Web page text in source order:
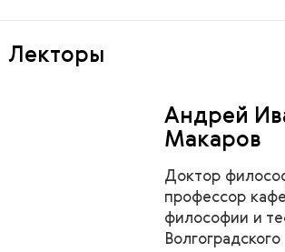
Лекторы
Андрей
Макаров
Доктор
профессор
философии и
Волгоградского